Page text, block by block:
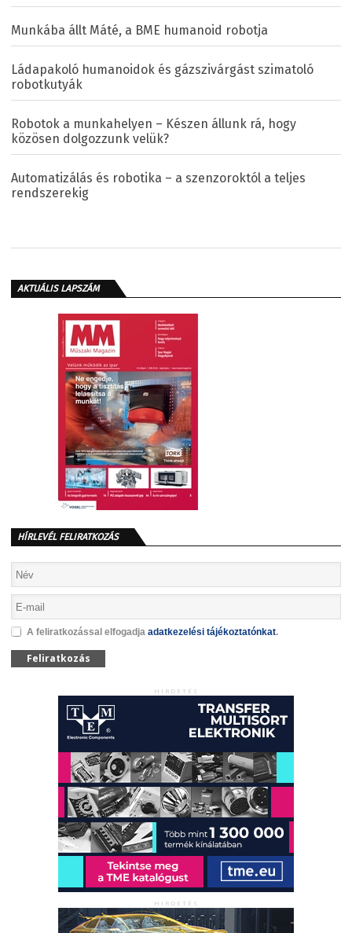
Munkába állt Máté, a BME humanoid robotja
Ládapakoló humanoidok és gázszivárgást szimatoló
robotkutyák
Robotok a munkahelyen – Készen állunk rá, hogy
közösen dolgozzunk velük?
Automatizálás és robotika – a szenzoroktól a teljes
rendszerekig
AKTUÁLIS LAPSZÁM
HÍRLEVÉL FELIRATKOZÁS
A feliratkozással elfogadja adatkezelési tájékoztatónkat.
Feliratkozás
HIRDETÉS
HIRDETÉS